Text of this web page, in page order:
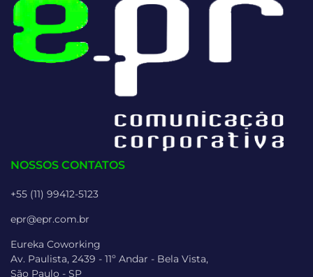
NOSSOS CONTATOS
+55 (11) 99412-5123
epr@epr.com.br
Eureka Coworking
Av. Paulista, 2439 - 11º Andar - Bela Vista,
São Paulo - SP